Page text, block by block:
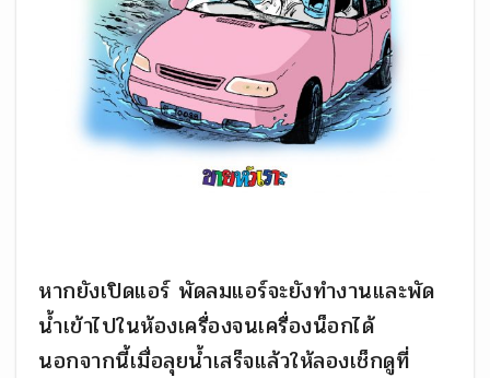
หากยังเปิดแอร์ พัดลมแอร์จะยังทำงานและพัด
น้ำเข้าไปในห้องเครื่องจนเครื่องน็อกได้
นอกจากนี้เมื่อลุยน้ำเสร็จแล้วให้ลองเช็กดูที่